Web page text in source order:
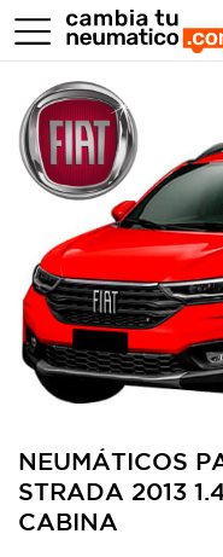
NEUMÁTICOS
STRADA 2013
CABINA